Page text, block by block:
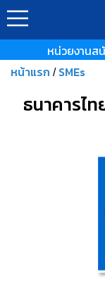
หน่วยงานส
หน้าแรก / SMEs
ธนาคารไ